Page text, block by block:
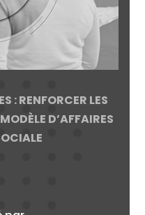
: RENFORCER LES
D’AFFAIRES